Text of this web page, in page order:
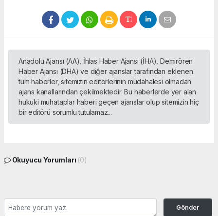
Anadolu Ajansı (AA), İhlas Haber Ajansı (İHA), Demirören
Haber Ajansı (DHA) ve diğer ajanslar tarafından eklenen
tüm haberler, sitemizin editörlerinin müdahalesi olmadan
ajans kanallarından çekilmektedir. Bu haberlerde yer alan
hukuki muhataplar haberi geçen ajanslar olup sitemizin hiç
bir editörü sorumlu tutulamaz...
Okuyucu Yorumları (0)
Gönder